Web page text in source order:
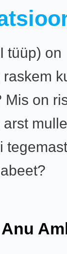
tüüp) on
Mis on
mulle